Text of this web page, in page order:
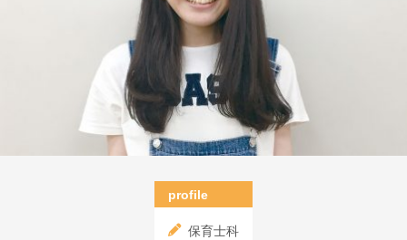
profile
保育士科